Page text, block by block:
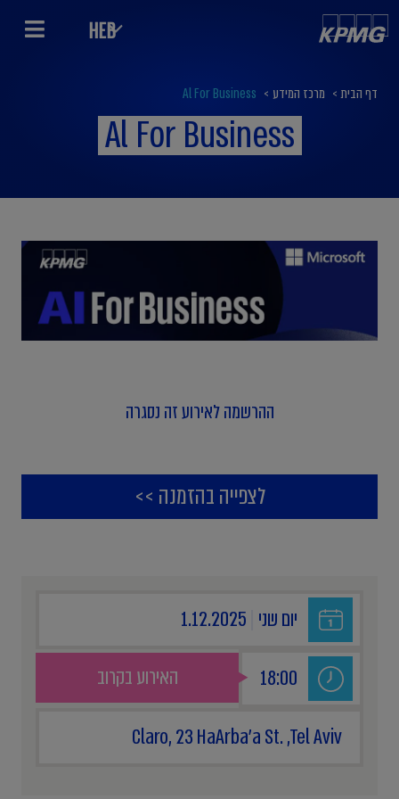
HEB
דף הבית > מרכז המידע >
Al For Business
Al For Business
ההרשמה לאירוע זה נסגרה
לצפייה בהזמנה >>
יום שני
18:00 האירוע בקרוב
Claro, 23 HaArba'a St. ,Tel Aviv